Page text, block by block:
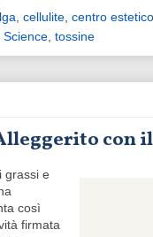
, cellulite, centro estetico
Science, tossine
con
grassi e
così
firmata